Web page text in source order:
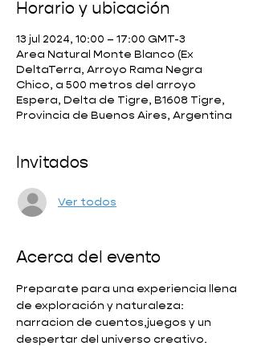
Horario y ubicación
13 jul 2024, 10:00 – 17:00 GMT-3
Area Natural Monte Blanco (Ex
DeltaTerra, Arroyo Rama Negra
Chico, a 500 metros del arroyo
Espera, Delta de Tigre, B1608 Tigre,
Provincia de Buenos Aires, Argentina
Invitados
Ver todos
Acerca del evento
Preparate para una experiencia llena
de exploración y naturaleza:
narracion de cuentos,juegos y un
despertar del universo creativo.